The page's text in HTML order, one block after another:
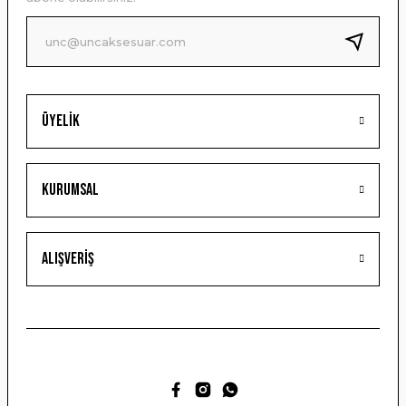
Ürün fiyatı diğer sitelerden daha pahalı.
Bu ürüne benzer farklı alternatifler olmalı.
Gönder
Üyelik
Kurumsal
Alışveriş